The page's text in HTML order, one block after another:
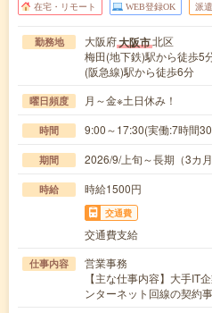
在宅・リモート WEB登録OK 派遣
勤務地 大阪府大阪市北区
梅田(地下鉄)駅から徒歩5
(阪急線)駅から徒歩6分
曜日頻度 月～金※土日休み！
時間 9:00～17:30(実働:7時間
期間 2026/9/上旬～長期（3カ
時給 時給1500円
交通費
交通費支給
仕事内容
営業事務
【主な仕事内容】大手IT
ンターネット回線の契約